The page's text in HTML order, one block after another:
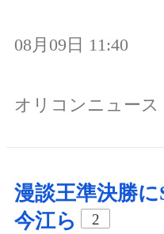
08月09日 11:40
オリコンニュース
漫談王準決勝
今江ら
2